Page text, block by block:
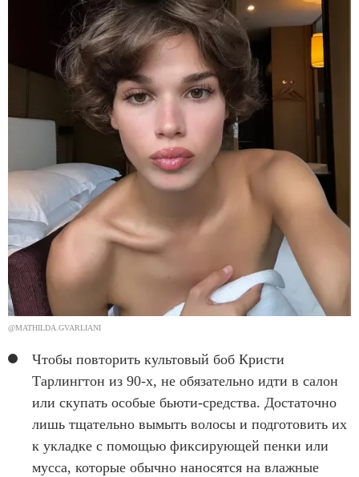
@MATHILDA.GVARLIANI
Чтобы повторить культовый боб Кристи
Тарлингтон из 90-х, не обязательно идти в салон
или скупать особые бьюти-средства. Достаточно
лишь тщательно вымыть волосы и подготовить их
к укладке с помощью фиксирующей пенки или
мусса, которые обычно наносятся на влажные